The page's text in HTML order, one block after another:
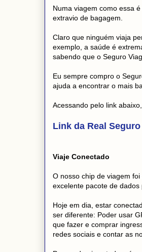
Numa viagem como essa
extravio de bagagem.
Claro que ninguém viaja
exemplo, a saúde é
sabendo que o Seguro
Eu sempre compro o
ajuda a encontrar o mais
Acessando pelo link
Link da Real
Viaje Conectado
O nosso chip de viagem foi
excelente pacote de
Hoje em dia, estar
ser diferente: Poder usar
que fazer e comprar
redes sociais e contar as